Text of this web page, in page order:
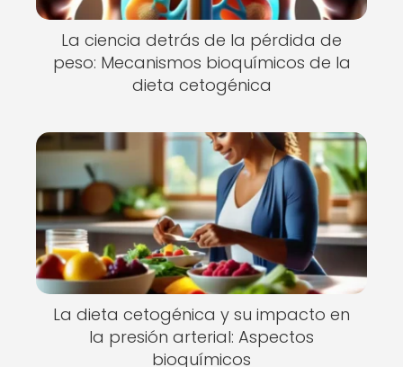
La ciencia detrás de la pérdida de
peso: Mecanismos bioquímicos de la
dieta cetogénica
La dieta cetogénica y su impacto en
la presión arterial: Aspectos
bioquímicos